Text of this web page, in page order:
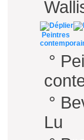
Peintres
°
°
Lu